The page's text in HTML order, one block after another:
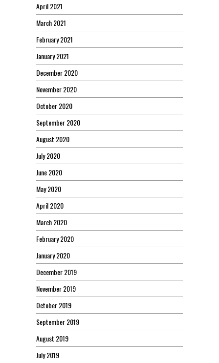
April 2021
March 2021
February 2021
January 2021
December 2020
November 2020
October 2020
September 2020
August 2020
July 2020
June 2020
May 2020
April 2020
March 2020
February 2020
January 2020
December 2019
November 2019
October 2019
September 2019
August 2019
July 2019